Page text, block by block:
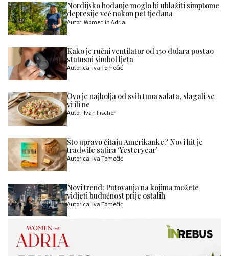
Nordijsko hodanje moglo bi ublažiti simptome
depresije već nakon pet tjedana
Autor: Women in Adria
Kako je ručni ventilator od 150 dolara postao
statusni simbol ljeta
Autorica: Iva Tomečić
Ovo je najbolja od svih tuna salata, slagali se
vi ili ne
Autor: Ivan Fischer
Što upravo čitaju Amerikanke? Novi hit je
tradwife satira ‘Yesteryear’
Autorica: Iva Tomečić
Novi trend: Putovanja na kojima možete
vidjeti budućnost prije ostalih
Autorica: Iva Tomečić